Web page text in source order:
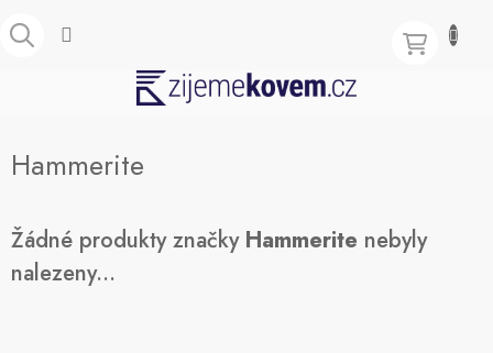
na
obsah
NÁKUPNÍ
Hammerite
Žádné produkty značky Hammerite nebyly
nalezeny...